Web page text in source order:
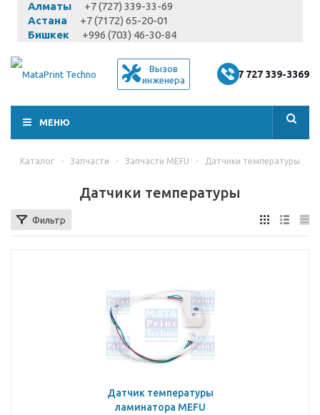
Алматы
+7 (727) 339-33-69
Астана
+7 (7172) 65-20-01
Бишкек
+996 (703) 46-30-84
Вызов
инженера
+7 727 339-3369
МЕНЮ
Каталог - Запчасти - Запчасти MEFU - Датчики температуры
Датчики температуры
Фильтр
Датчик температуры
ламинатора MEFU